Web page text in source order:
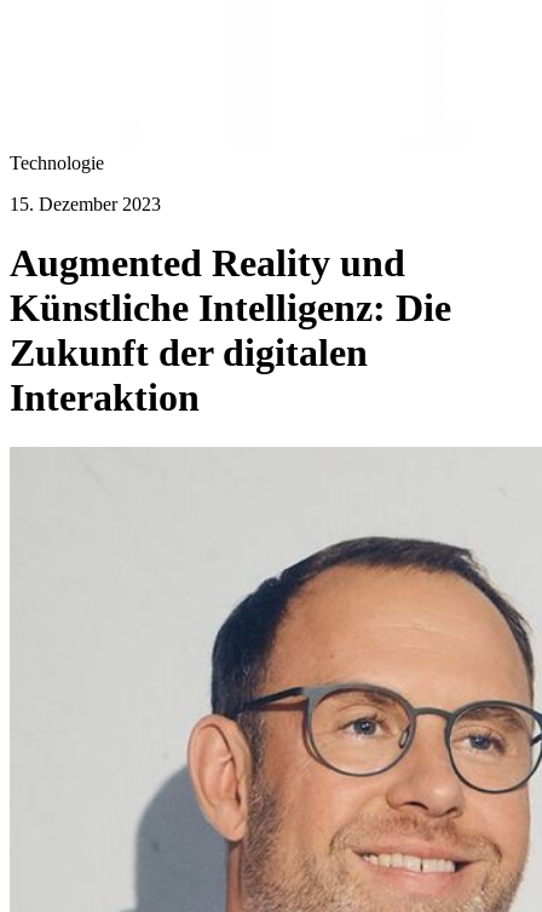
Technologie
15. Dezember 2023
Augmented Reality und
Künstliche Intelligenz: Die
Zukunft der digitalen
Interaktion